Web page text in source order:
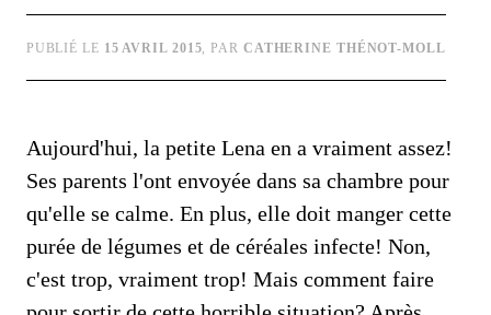
PUBLIÉ LE 15 AVRIL 2015 , PAR CATHERINE THÉNOT-MOLL
Aujourd'hui, la petite Lena en a vraiment assez!
Ses parents l'ont envoyée dans sa chambre pour
qu'elle se calme. En plus, elle doit manger cette
purée de légumes et de céréales infecte! Non,
c'est trop, vraiment trop! Mais comment faire